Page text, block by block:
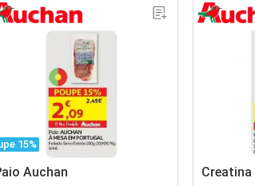
15%
Auchan Creatina